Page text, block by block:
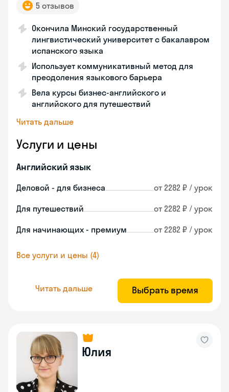
5 отзывов
Окончила Минский государственный
лингвистический университет с бакалавром
испанского языка
Использует коммуникативный метод для
преодоления языкового барьера
Вела курсы бизнес-английского и
английского для путешествий
Читать дальше
Услуги и цены
Английский язык
Деловой - для бизнеса от 2282 ₽ / урок
Для путешествий от 2282 ₽ / урок
Для начинающих - премиум от 2282 ₽ / урок
Все услуги и цены (4)
Читать дальше Выбрать время
Юлия